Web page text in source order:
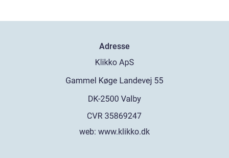
Adresse
web: www.klikko.dk